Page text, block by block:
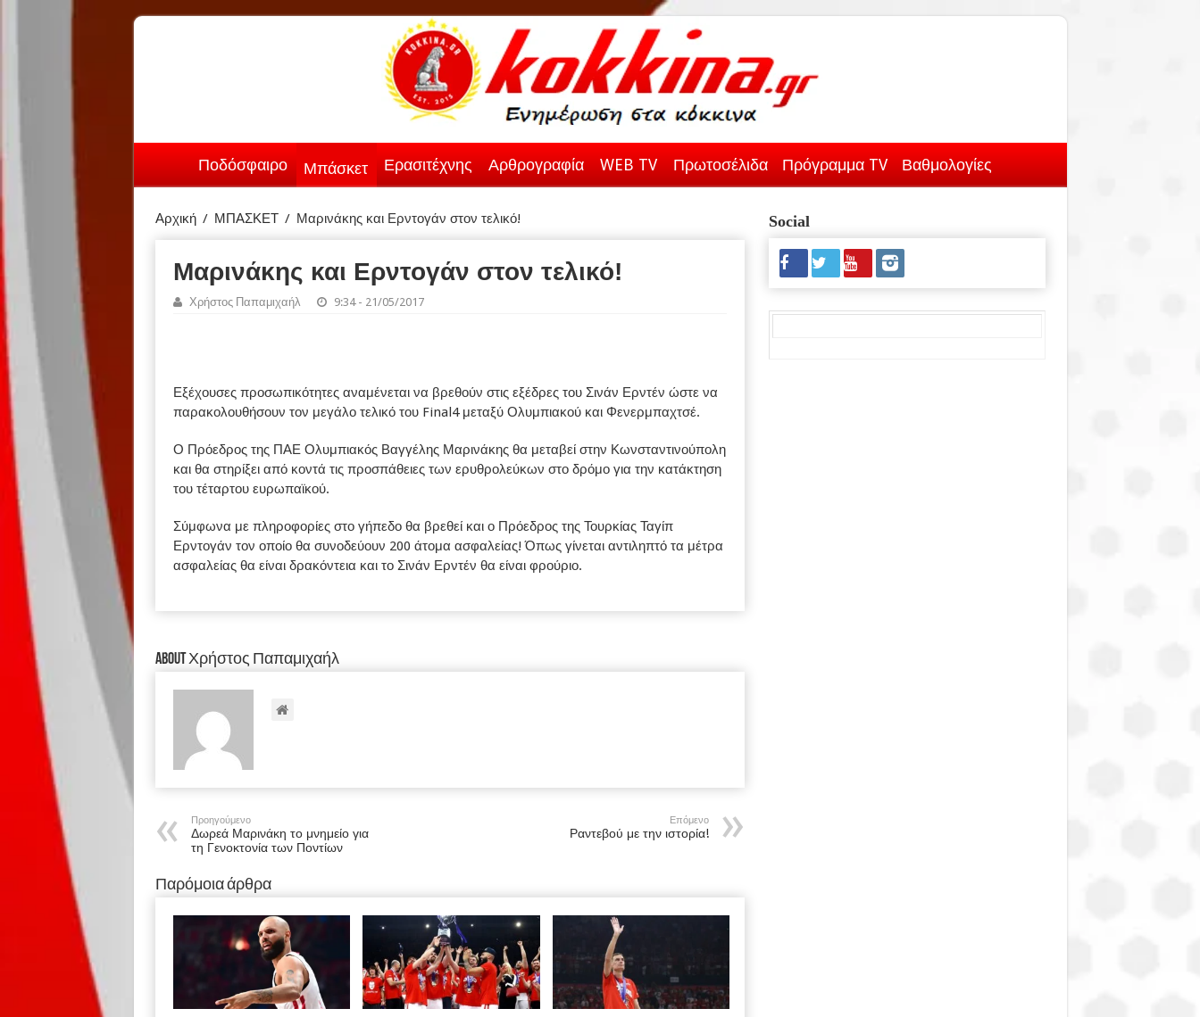
Ποδόσφαιρο Μπάσκετ Ερασιτέχνης Αρθρογραφία WEB TV Πρωτοσέλιδα Πρόγραμμα TV Βαθμολογίες
Αρχική / ΜΠΑΣΚΕΤ / Μαρινάκης και Ερντογάν στον τελικό!
Μαρινάκης και Ερντογάν στον τελικό!
Χρήστος Παπαμιχαήλ 9:34 - 21/05/2017
Εξέχουσες προσωπικότητες αναμένεται να βρεθούν στις εξέδρες του Σινάν Ερντέν ώστε να
παρακολουθήσουν τον μεγάλο τελικό του Final4 μεταξύ Ολυμπιακού και Φενερμπαχτσέ.
Ο Πρόεδρος της ΠΑΕ Ολυμπιακός Βαγγέλης Μαρινάκης θα μεταβεί στην Κωνσταντινούπολη
και θα στηρίξει από κοντά τις προσπάθειες των ερυθρολεύκων στο δρόμο για την κατάκτηση
του τέταρτου ευρωπαϊκού.
Σύμφωνα με πληροφορίες στο γήπεδο θα βρεθεί και ο Πρόεδρος της Τουρκίας Ταγίπ
Ερντογάν τον οποίο θα συνοδεύουν 200 άτομα ασφαλείας! Όπως γίνεται αντιληπτό τα μέτρα
ασφαλείας θα είναι δρακόντεια και το Σινάν Ερντέν θα είναι φρούριο.
About Χρήστος Παπαμιχαήλ
Προηγούμενο
Δωρεά Μαρινάκη το μνημείο για
τη Γενοκτονία των Ποντίων
Επόμενο
Ραντεβού με την ιστορία!
Παρόμοια άρθρα
Social